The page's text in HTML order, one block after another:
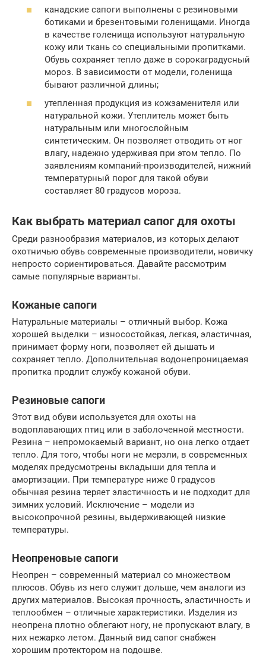
канадские сапоги выполнены с резиновыми
ботиками и брезентовыми голенищами. Иногда
в качестве голенища используют натуральную
кожу или ткань со специальными пропитками.
Обувь сохраняет тепло даже в сорокаградусный
мороз. В зависимости от модели, голенища
бывают различной длины;
утепленная продукция из кожзаменителя или
натуральной кожи. Утеплитель может быть
натуральным или многослойным
синтетическим. Он позволяет отводить от ног
влагу, надежно удерживая при этом тепло. По
заявлениям компаний-производителей, нижний
температурный порог для такой обуви
составляет 80 градусов мороза.
Как выбрать материал сапог для охоты
Среди разнообразия материалов, из которых делают
охотничью обувь современные производители, новичку
непросто сориентироваться. Давайте рассмотрим
самые популярные варианты.
Кожаные сапоги
Натуральные материалы – отличный выбор. Кожа
хорошей выделки – износостойкая, легкая, эластичная,
принимает форму ноги, позволяет ей дышать и
сохраняет тепло. Дополнительная водонепроницаемая
пропитка продлит службу кожаной обуви.
Резиновые сапоги
Этот вид обуви используется для охоты на
водоплавающих птиц или в заболоченной местности.
Резина – непромокаемый вариант, но она легко отдает
тепло. Для того, чтобы ноги не мерзли, в современных
моделях предусмотрены вкладыши для тепла и
амортизации. При температуре ниже 0 градусов
обычная резина теряет эластичность и не подходит для
зимних условий. Исключение – модели из
высокопрочной резины, выдерживающей низкие
температуры.
Неопреновые сапоги
Неопрен – современный материал со множеством
плюсов. Обувь из него служит дольше, чем аналоги из
других материалов. Высокая прочность, эластичность и
теплообмен – отличные характеристики. Изделия из
неопрена плотно облегают ногу, не пропускают влагу, в
них нежарко летом. Данный вид сапог снабжен
хорошим протектором на подошве.